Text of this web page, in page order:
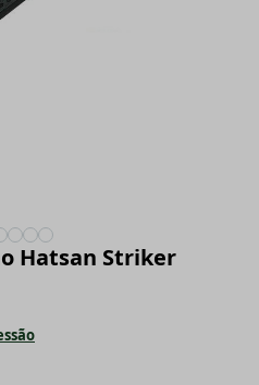
Hatsan Striker